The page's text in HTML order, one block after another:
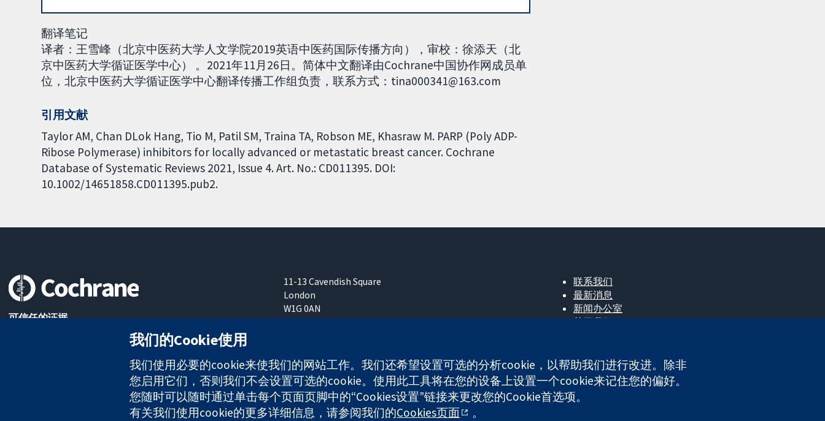
翻译笔记
译者：王雪峰（北京中医药大学人文学院2019英语中医药国际传播方向），审校：徐添天（北
京中医药大学循证医学中心） 。2021年11月26日。简体中文翻译由Cochrane中国协作网成员单
位，北京中医药大学循证医学中心翻译传播工作组负责，联系方式：tina000341@163.com
引用文献
Taylor AM, Chan DLok Hang, Tio M, Patil SM, Traina TA, Robson ME, Khasraw M. PARP (Poly ADP-
Ribose Polymerase) inhibitors for locally advanced or metastatic breast cancer. Cochrane
Database of Systematic Reviews 2021, Issue 4. Art. No.: CD011395. DOI:
10.1002/14651858.CD011395.pub2.
可信任的证据
11-13 Cavendish Square
London
W1G 0AN
United Kingdom
联系我们
最新消息
新闻办公室
关于我们
The Cochrane Collaboration is a charity (no. 1045921) and a company limited by guarantee (no. 03044323) registered in England & Wales. VAT registration number GB 718 2127 49.
我们的Cookie使用
我们使用必要的cookie来使我们的网站工作。我们还希望设置可选的分析cookie，以帮助我们进行改进。除非
您启用它们，否则我们不会设置可选的cookie。使用此工具将在您的设备上设置一个cookie来记住您的偏好。
您随时可以随时通过单击每个页面页脚中的“Cookies设置”链接来更改您的Cookie首选项。
有关我们使用cookie的更多详细信息，请参阅我们的Cookies页面 。